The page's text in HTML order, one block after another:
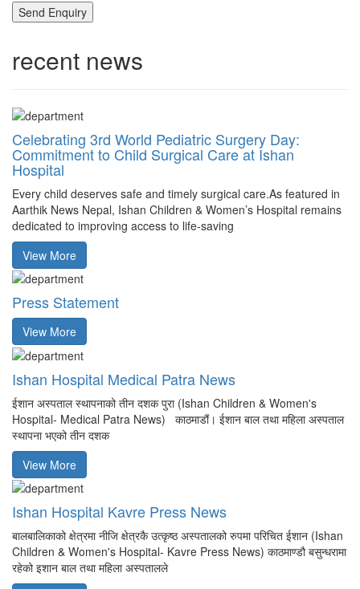
recent news
Celebrating 3rd World Pediatric Surgery Day:
Commitment to Child Surgical Care at Ishan
Hospital
Every child deserves safe and timely surgical care.As featured in
Aarthik News Nepal, Ishan Children & Women’s Hospital remains
dedicated to improving access to life-saving
View More
Press Statement
View More
Ishan Hospital Medical Patra News
ईशान अस्पताल स्थापनाको तीन दशक पुरा (Ishan Children & Women's
Hospital- Medical Patra News) काठमाडौं। ईशान बाल तथा महिला अस्पताल
स्थापना भएको तीन दशक
View More
Ishan Hospital Kavre Press News
बालबालिकाको क्षेत्रमा नीजि क्षेत्रकै उत्कृष्ठ अस्पतालको रुपमा परिचित ईशान (Ishan
Children & Women's Hospital- Kavre Press News) काठमाण्डौ बसुन्धरामा
रहेको इशान बाल तथा महिला अस्पतालले